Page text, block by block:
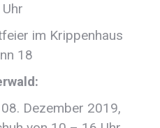
im Krippenhaus
18
Dezember 2019,